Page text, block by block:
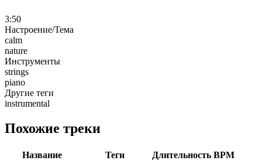
3:50
Настроение/Тема
calm
nature
Инструменты
strings
piano
Другие теги
instrumental
Похожие треки
Название Теги Длительность BPM